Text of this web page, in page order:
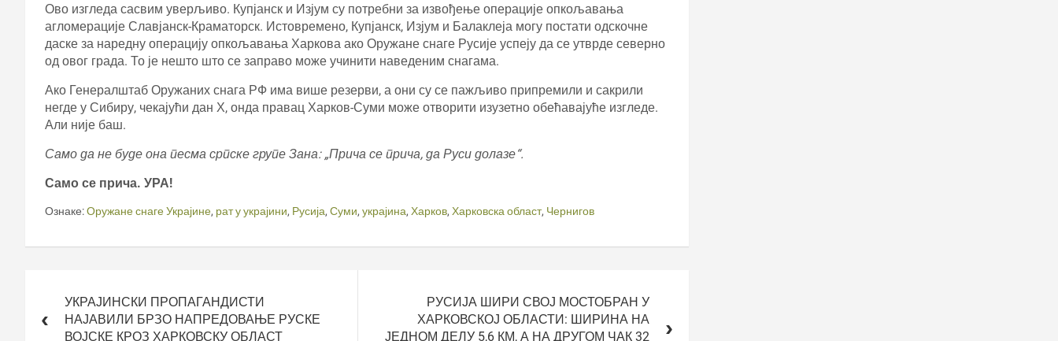
Ово изгледа сасвим уверљиво. Купјанск и Изјум су потребни за извођење операције опкољавања
агломерације Славјанск-Краматорск. Истовремено, Купјанск, Изјум и Балаклеја могу постати одскочне
даске за наредну операцију опкољавања Харкова ако Оружане снаге Русије успеју да се утврде северно
од овог града. То је нешто што се заправо може учинити наведеним снагама.
Ако Генералштаб Оружаних снага РФ има више резерви, а они су се пажљиво припремили и сакрили
негде у Сибиру, чекајући дан Х, онда правац Харков-Суми може отворити изузетно обећавајуће изгледе.
Али није баш.
Само да не буде она песма српске групе Зана: „Прича се прича, да Руси долазе“.
Само се прича. УРА!
Ознаке:Оружане снаге Украјине, рат у украјини, Русија, Суми, украјина, Харков, Харковска област, Чернигов
чланкаУКРАЈИНСКИ ПРОПАГАНДИСТИ
НАЈАВИЛИ БРЗО НАПРЕДОВАЊЕ РУСКЕ
ВОЈСКЕ КРОЗ ХАРКОВСКУ ОБЛАСТ
РУСИЈА ШИРИ СВОЈ МОСТОБРАН У
ХАРКОВСКОЈ ОБЛАСТИ: ШИРИНА НА
ЈЕДНОМ ДЕЛУ 5,6 КМ, А НА ДРУГОМ ЧАК 32